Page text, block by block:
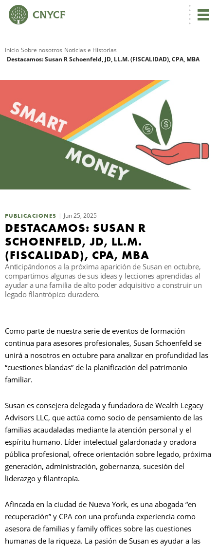
Inicio Sobre nosotros Noticias e Historias
Destacamos: Susan R Schoenfeld, JD, LL.M. (FISCALIDAD), CPA, MBA
PUBLICACIONES Jun 25, 2025
DESTACAMOS: SUSAN R
SCHOENFELD, JD, LL.M.
(FISCALIDAD), CPA, MBA
Anticipándonos a la próxima aparición de Susan en octubre,
compartimos algunas de sus ideas y lecciones aprendidas al
ayudar a una familia de alto poder adquisitivo a construir un
legado filantrópico duradero.
Como parte de nuestra serie de eventos de formación
continua para asesores profesionales, Susan Schoenfeld se
unirá a nosotros en octubre para analizar en profundidad las
“cuestiones blandas” de la planificación del patrimonio
familiar.
Susan es consejera delegada y fundadora de Wealth Legacy
Advisors LLC, que actúa como socio de pensamiento de las
familias acaudaladas mediante la atención personal y el
espíritu humano. Líder intelectual galardonada y oradora
pública profesional, ofrece orientación sobre legado, próxima
generación, administración, gobernanza, sucesión del
liderazgo y filantropía.
Afincada en la ciudad de Nueva York, es una abogada “en
recuperación” y CPA con una profunda experiencia como
asesora de familias y family offices sobre las cuestiones
humanas de la riqueza. La pasión de Susan es ayudar a las